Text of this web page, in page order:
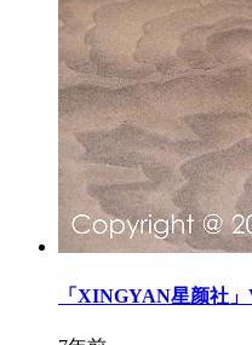
「XINGYAN星颜社